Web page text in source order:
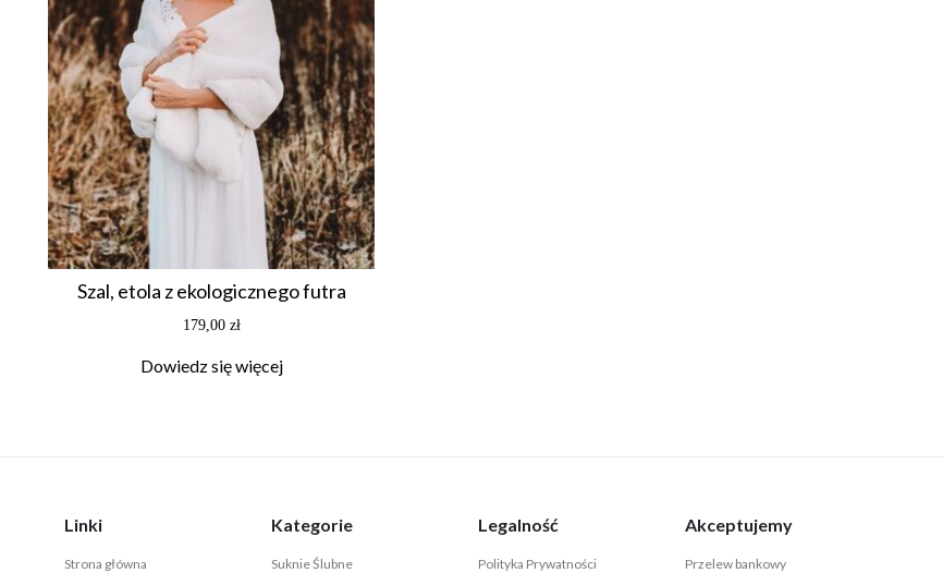
Szal, etola z ekologicznego futra
179,00 zł
Dowiedz się więcej
Linki
Strona główna
Kategorie
Suknie Ślubne
Legalność
Polityka Prywatności
Akceptujemy
Przelew bankowy